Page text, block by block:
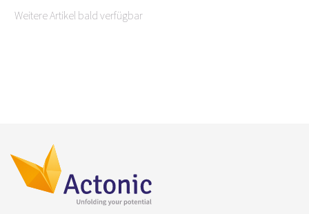
Weitere Artikel bald verfügbar